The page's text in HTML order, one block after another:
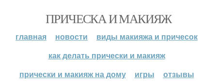
ПРИЧЕСКА И МАКИЯЖ
главная новости
виды макияжа и причесок
как делать прически и макияж
прически и макияж на дому
игры отзывы